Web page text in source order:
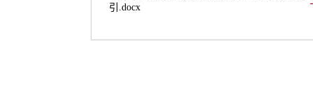
引.docx